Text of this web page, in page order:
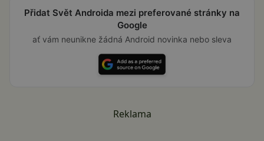
Přidat Svět Androida mezi preferované stránky na
Google
ať vám neunikne žádná Android novinka nebo sleva
Reklama